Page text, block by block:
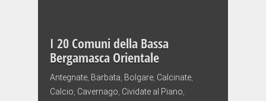
I 20 Comuni della Bassa
Bergamasca Orientale
Antegnate Barbata Bolgare Calcinate
Calcio Cavernago Cividate al Piano